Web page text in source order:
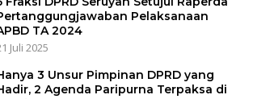
Pelaksanaan
TA 2024
Juli 2025
3 Unsur Pimpinan DPRD yang
2 Agenda Paripurna Terpaksa di